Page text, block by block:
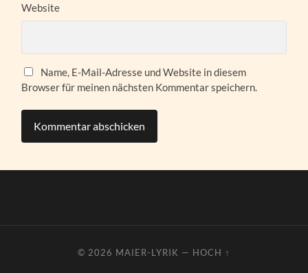
Website
Name, E-Mail-Adresse und Website in diesem
Browser für meinen nächsten Kommentar speichern.
© 2026 MAIER-LYRIK — HOCH ↑